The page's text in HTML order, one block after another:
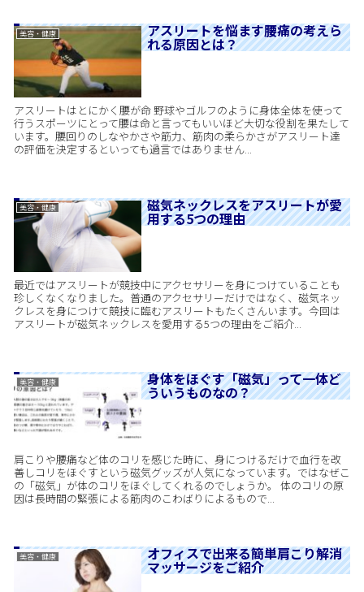
美容・健康 アスリートを悩ます腰痛の考えら
れる原因とは？
アスリートはとにかく腰が命 野球やゴルフのように身体全体を使って
行うスポーツにとって腰は命と言ってもいいほど大切な役割を果たして
います。腰回りのしなやかさや筋力、筋肉の柔らかさがアスリート達
の評価を決定するといっても過言ではありません...
美容・健康 磁気ネックレスをアスリートが愛
用する5つの理由
最近ではアスリートが競技中にアクセサリーを身につけていることも
珍しくなくなりました。普通のアクセサリーだけではなく、磁気ネッ
クレスを身につけて競技に臨むアスリートもたくさんいます。今回は
アスリートが磁気ネックレスを愛用する5つの理由をご紹介...
美容・健康 身体をほぐす「磁気」って一体ど
ういうものなの？
肩こりや腰痛など体のコリを感じた時に、身につけるだけで血行を改
善しコリをほぐすという磁気グッズが人気になっています。ではなぜこ
の「磁気」が体のコリをほぐしてくれるのでしょうか。 体のコリの原
因は長時間の緊張による筋肉のこわばりによるもので...
美容・健康 オフィスで出来る簡単肩こり解消
マッサージをご紹介